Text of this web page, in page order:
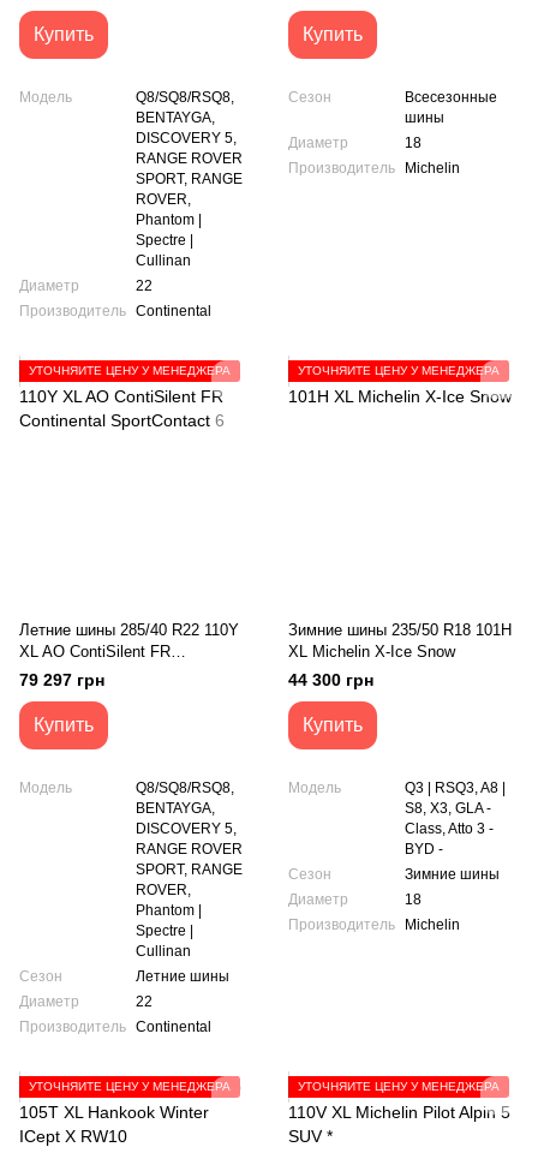
Купить
Модель
Q8/SQ8/RSQ8,
BENTAYGA,
DISCOVERY 5,
RANGE ROVER
SPORT, RANGE
ROVER,
Phantom |
Spectre |
Cullinan
Диаметр
22
Производитель Сontinental
Купить
Сезон
Всесезонные
шины
Диаметр
18
Производитель
Michelin
УТОЧНЯЙТЕ ЦЕНУ У МЕНЕДЖЕРА
Летние шины 285/40 R22 110Y
XL AO ContiSilent FR
Continental SportContact 6
79 297 грн
Купить
Модель
Q8/SQ8/RSQ8,
BENTAYGA,
DISCOVERY 5,
RANGE ROVER
SPORT, RANGE
ROVER,
Phantom |
Spectre |
Cullinan
Сезон
Летние шины
Диаметр
22
Производитель Сontinental
УТОЧНЯЙТЕ ЦЕНУ У МЕНЕДЖЕРА
Зимние шины 235/50 R18 101H
XL Michelin X-Ice Snow
44 300 грн
Купить
Модель
Q3 | RSQ3, A8 |
S8, X3, GLA -
Class, Atto 3 -
BYD -
Сезон
Зимние шины
Диаметр
18
Производитель
Michelin
УТОЧНЯЙТЕ ЦЕНУ У МЕНЕДЖЕРА УТОЧНЯЙТЕ ЦЕНУ У МЕНЕДЖЕРА